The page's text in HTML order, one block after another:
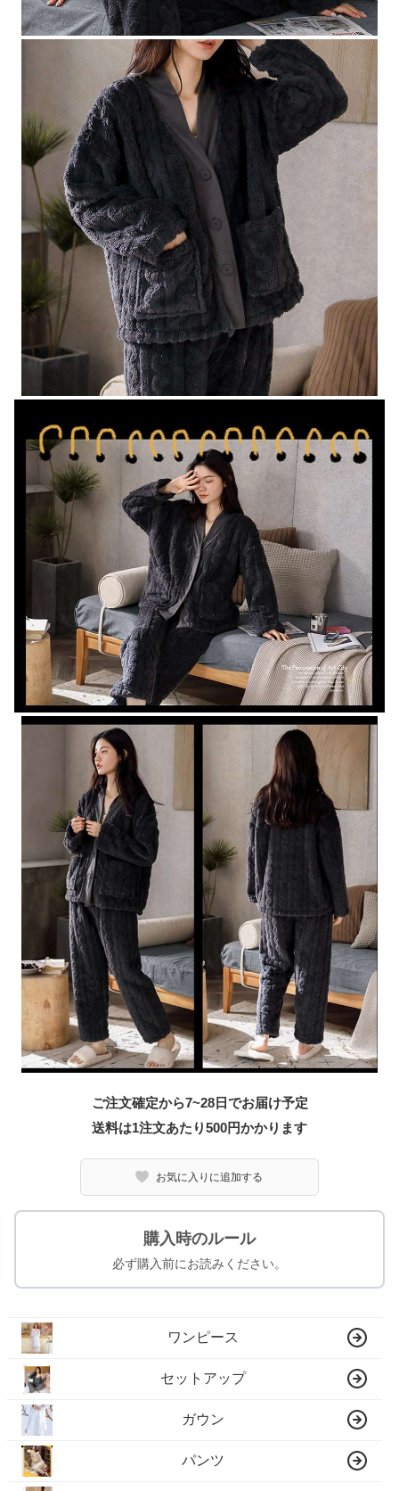
ご注文確定から7~28日でお届け予定
送料は1注文あたり500円かかります
お気に入りに追加する
購入時のルール
必ず購入前にお読みください。
ワンピース
セットアップ
ガウン
パンツ